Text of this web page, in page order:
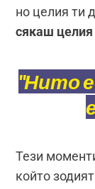
но целия ти
сякаш целия
"Нито
Тези
който